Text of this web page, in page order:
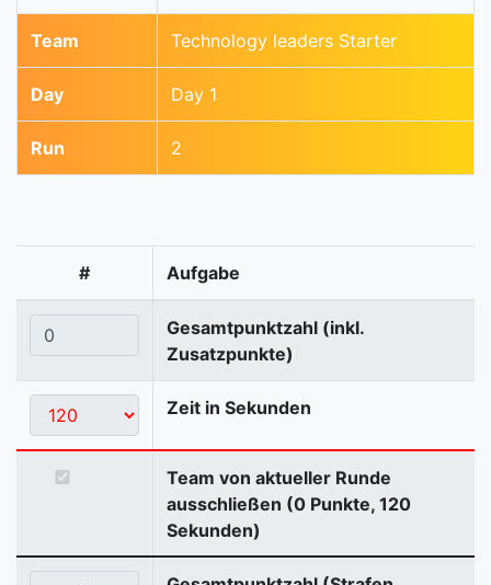
Team Technology leaders Starter
Day Day 1
Run 2
# Aufgabe
Gesamtpunktzahl (inkl.
Zusatzpunkte)
Zeit in Sekunden
Team von aktueller Runde
ausschließen (0 Punkte, 120
Sekunden)